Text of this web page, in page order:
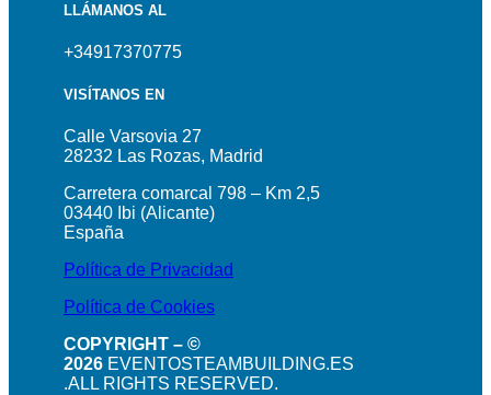
LLÁMANOS AL
+34917370775
VISÍTANOS EN
Calle Varsovia 27
28232 Las Rozas, Madrid
Carretera comarcal 798 – Km 2,5
03440 Ibi (Alicante)
España
Política de Privacidad
Política de Cookies
COPYRIGHT – ©
2026 EVENTOSTEAMBUILDING.ES
.ALL RIGHTS RESERVED.